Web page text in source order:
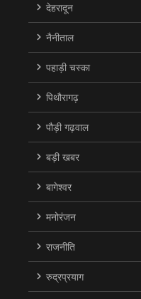
देहरादून
नैनीताल
पहाड़ी चस्का
पिथौरागढ़
पौड़ी गढ़वाल
बड़ी खबर
बागेश्वर
मनोरंजन
राजनीति
रुद्रप्रयाग